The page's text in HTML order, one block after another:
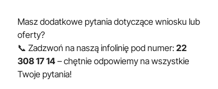
Masz dodatkowe pytania dotyczące wniosku lub
oferty?
📞 Zadzwoń na naszą infolinię pod numer:22
308 17 14– chętnie odpowiemy na wszystkie
Twoje pytania!